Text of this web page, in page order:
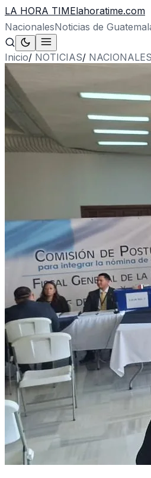
LA HORA TIMElahoratime.com
NacionalesNoticias de
Inicio/ NOTICIAS/ NACIONALES